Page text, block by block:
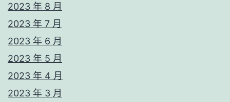
2023 年 8 月
2023 年 7 月
2023 年 6 月
2023 年 5 月
2023 年 4 月
2023 年 3 月